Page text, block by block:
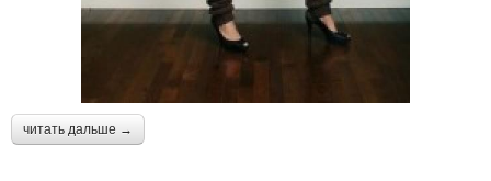
читать дальше →